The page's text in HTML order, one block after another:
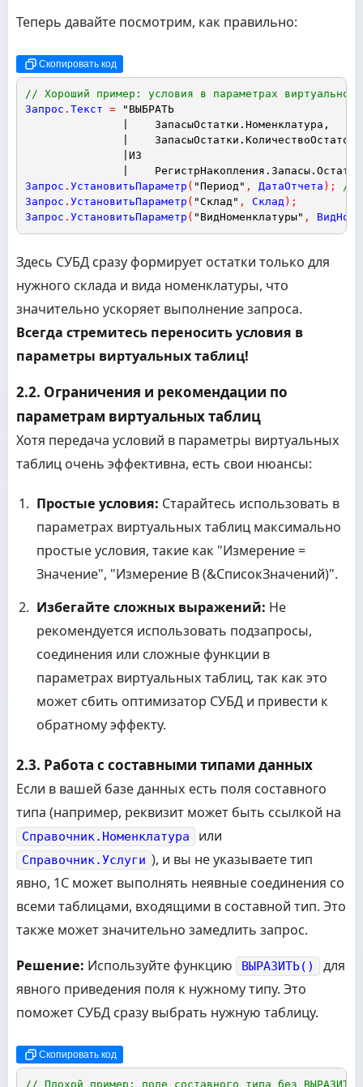
Теперь давайте посмотрим, как правильно:
Скопировать код
// Хороший пример: условия в параметрах виртуальной
Запрос . Текст =
"ВЫБРАТЬ
|    ЗапасыОстатки.Номенклатура,
|    ЗапасыОстатки.КоличествоОстаток
|ИЗ
|
Запрос . УстановитьПараметр ( "Период" , ДатаОтчета ) ;
//
Запрос . УстановитьПараметр ( "Склад" , Склад) ;
Запрос . УстановитьПараметр ( "ВидНоменклатуры" ,
Здесь СУБД сразу формирует остатки только для
нужного склада и вида номенклатуры, что
значительно ускоряет выполнение запроса.
Всегда стремитесь переносить условия в
параметры виртуальных таблиц!
2.2. Ограничения и рекомендации по
параметрам виртуальных таблиц
Хотя передача условий в параметры виртуальных
таблиц очень эффективна, есть свои нюансы:
Простые условия: Старайтесь использовать в
параметрах виртуальных таблиц максимально
простые условия, такие как "Измерение =
Значение", "Измерение В (&СписокЗначений)".
Избегайте сложных выражений: Не
рекомендуется использовать подзапросы,
соединения или сложные функции в
параметрах виртуальных таблиц, так как это
может сбить оптимизатор СУБД и привести к
обратному эффекту.
2.3. Работа с составными типами данных
Если в вашей базе данных есть поля составного
типа (например, реквизит может быть ссылкой на
Справочник.Номенклатура или
Справочник.Услуги ), и вы не указываете тип
явно, 1С может выполнять неявные соединения со
всеми таблицами, входящими в составной тип. Это
также может значительно замедлить запрос.
Решение: Используйте функцию ВЫРАЗИТЬ()
для
явного приведения поля к нужному типу. Это
поможет СУБД сразу выбрать нужную таблицу.
Скопировать код
// Плохой пример: поле составного типа без ВЫРАЗИТЬ